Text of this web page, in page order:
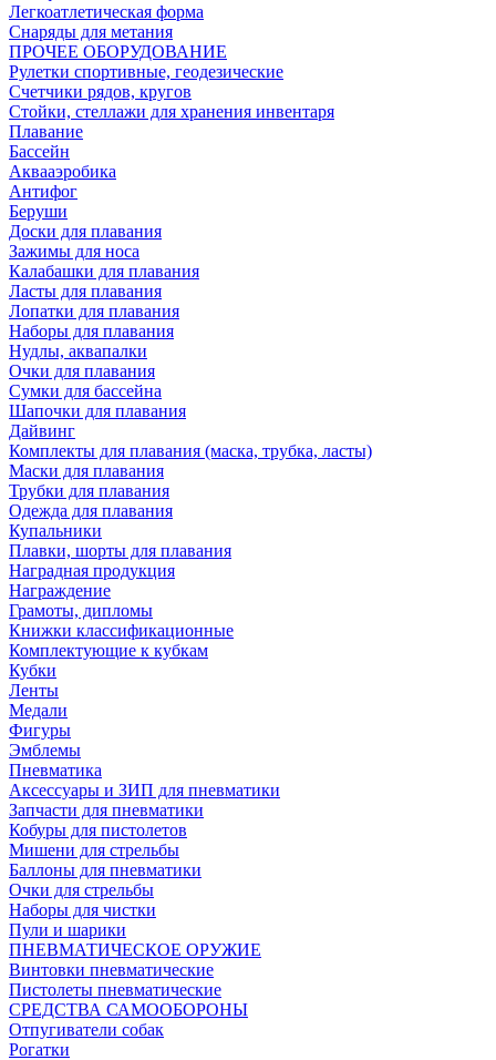
Легкоатлетическая форма
Снаряды для метания
ПРОЧЕЕ ОБОРУДОВАНИЕ
Рулетки спортивные, геодезические
Счетчики рядов, кругов
Стойки, стеллажи для хранения инвентаря
Плавание
Бассейн
Аквааэробика
Антифог
Беруши
Доски для плавания
Зажимы для носа
Калабашки для плавания
Ласты для плавания
Лопатки для плавания
Наборы для плавания
Нудлы, аквапалки
Очки для плавания
Сумки для бассейна
Шапочки для плавания
Дайвинг
Комплекты для плавания (маска, трубка, ласты)
Маски для плавания
Трубки для плавания
Одежда для плавания
Купальники
Плавки, шорты для плавания
Наградная продукция
Награждение
Грамоты, дипломы
Книжки классификационные
Комплектующие к кубкам
Кубки
Ленты
Медали
Фигуры
Эмблемы
Пневматика
Аксессуары и ЗИП для пневматики
Запчасти для пневматики
Кобуры для пистолетов
Мишени для стрельбы
Баллоны для пневматики
Очки для стрельбы
Наборы для чистки
Пули и шарики
ПНЕВМАТИЧЕСКОЕ ОРУЖИЕ
Винтовки пневматические
Пистолеты пневматические
СРЕДСТВА САМООБОРОНЫ
Отпугиватели собак
Рогатки